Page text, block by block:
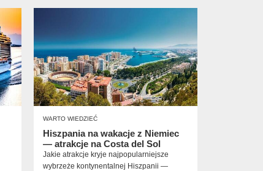
WARTO WIEDZIEĆ
Hiszpania na wakacje z Niemiec
— atrakcje na Costa del Sol
Jakie atrakcje kryje najpopularniejsze
wybrzeże kontynentalnej Hiszpanii —